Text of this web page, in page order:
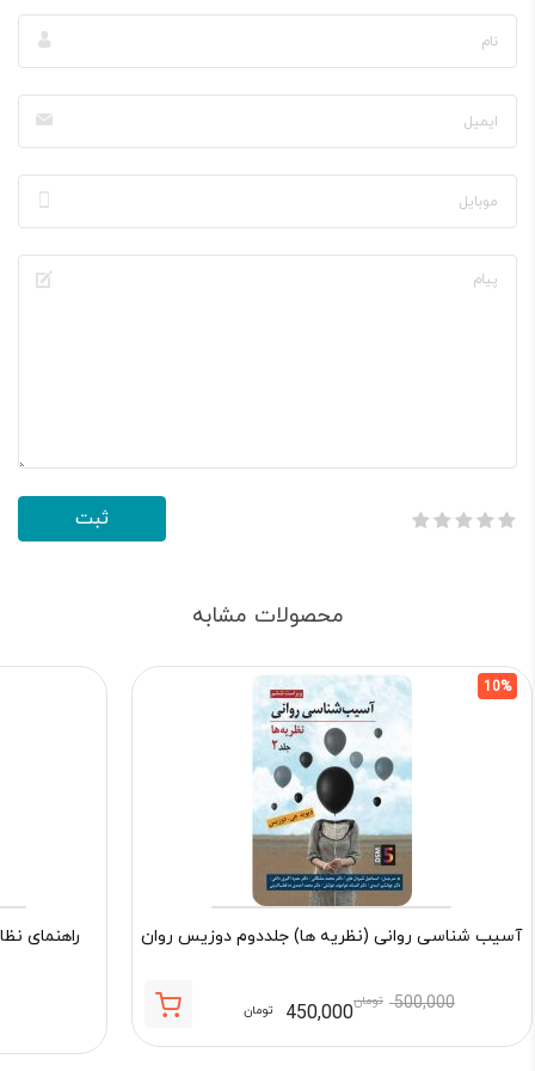
محصولات مشابه
10%
آسیب شناسی روانی (نظریه ها) جلددوم دوزیس روان
500,000 تومان450,000 تومان
راهنمای